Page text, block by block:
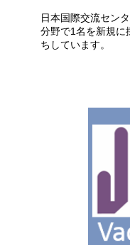
日本国際交流セン
分野で1名を新規に
ちしています。